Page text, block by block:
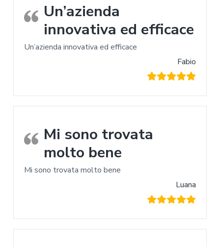
Un’azienda
innovativa ed efficace
Un’azienda innovativa ed efficace
Fabio
Mi sono trovata
molto bene
Mi sono trovata molto bene
Luana